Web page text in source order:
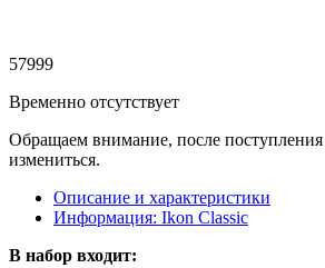
57999
Временно отсутствует
Обращаем внимание, после
измениться.
Описание и характеристики
Информация: Ikon Classiс
В набор входит: